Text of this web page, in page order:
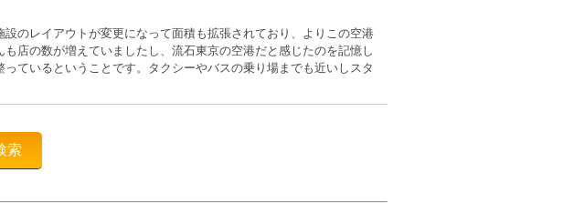
のレイアウトが変更になって面積も拡張されており、よりこの空港
店の数が増えていましたし、流石東京の空港だと感じたのを記憶し
ているということです。タクシーやバスの乗り場までも近いしスタ
索